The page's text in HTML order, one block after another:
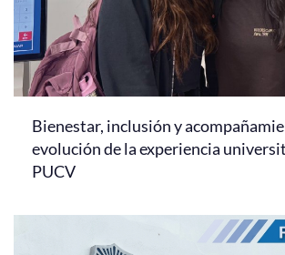
Bienestar, inclusión y
evolución de la experiencia
PUCV